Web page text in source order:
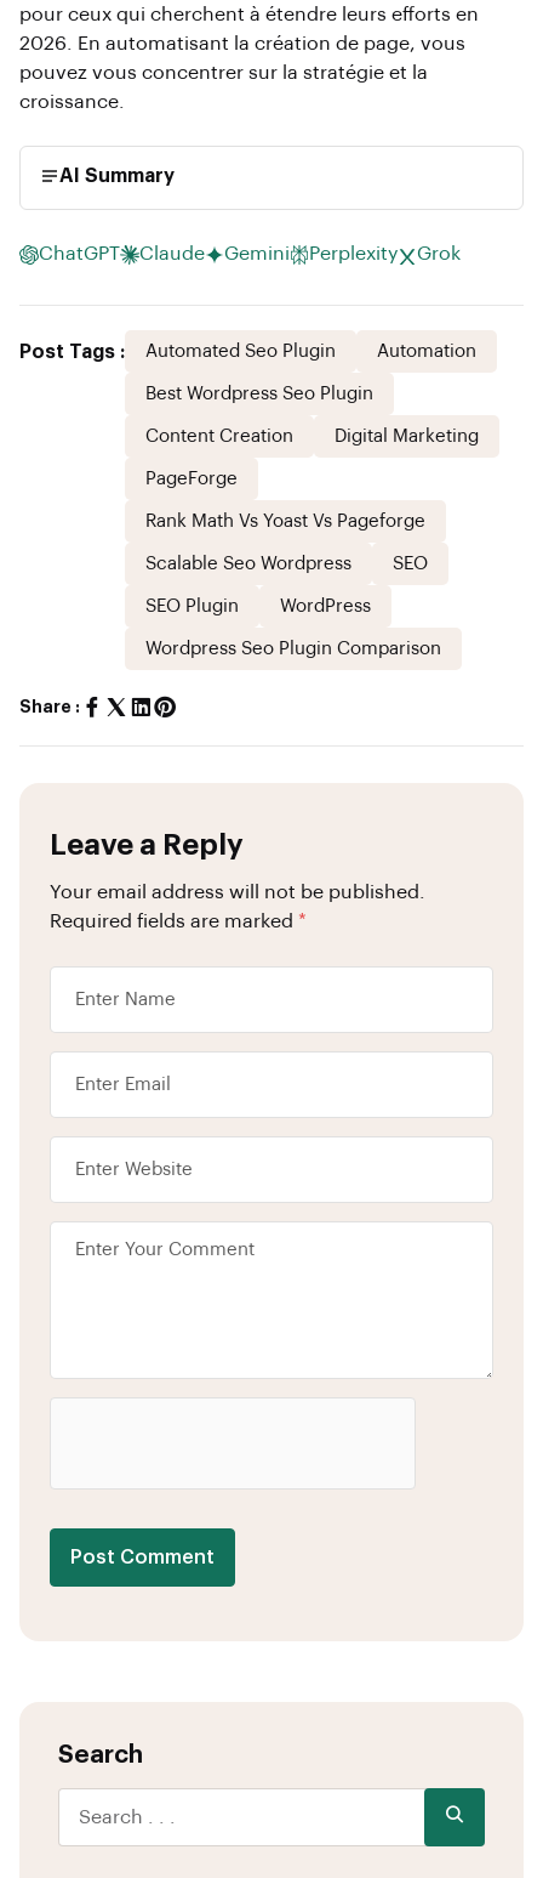
pour ceux qui cherchent à étendre leurs efforts en
2026. En automatisant la création de page, vous
pouvez vous concentrer sur la stratégie et la
croissance.
AI Summary
ChatGPT Claude Gemini Perplexity Grok
Post Tags : Automated Seo Plugin Automation
Best Wordpress Seo Plugin
Content Creation Digital Marketing
PageForge
Rank Math Vs Yoast Vs Pageforge
Scalable Seo Wordpress SEO
SEO Plugin WordPress
Wordpress Seo Plugin Comparison
Share :
Leave a Reply
Your email address will not be published.
Required fields are marked *
Post Comment
Search